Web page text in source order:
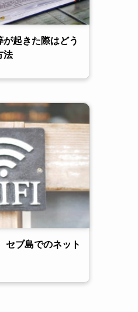
起きた際はどう
法
セブ島でのネット